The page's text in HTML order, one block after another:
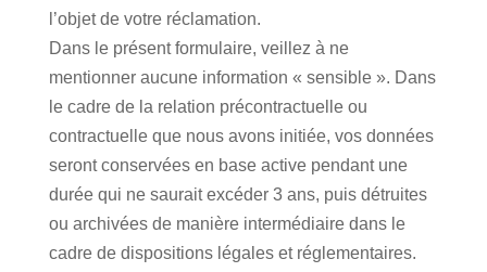
l’objet de votre réclamation.
Dans le présent formulaire, veillez à ne
mentionner aucune information « sensible ». Dans
le cadre de la relation précontractuelle ou
contractuelle que nous avons initiée, vos données
seront conservées en base active pendant une
durée qui ne saurait excéder 3 ans, puis détruites
ou archivées de manière intermédiaire dans le
cadre de dispositions légales et réglementaires.